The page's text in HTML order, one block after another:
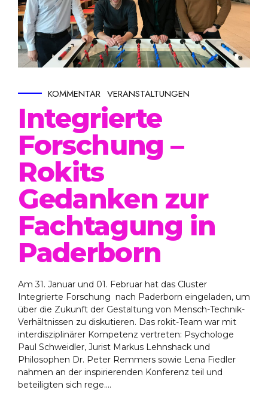
KOMMENTAR VERANSTALTUNGEN
Integrierte
Forschung –
Rokits
Gedanken zur
Fachtagung in
Paderborn
Am 31. Januar und 01. Februar hat das Cluster
Integrierte Forschung nach Paderborn eingeladen, um
über die Zukunft der Gestaltung von Mensch-Technik-
Verhältnissen zu diskutieren. Das rokit-Team war mit
interdisziplinärer Kompetenz vertreten: Psychologe
Paul Schweidler, Jurist Markus Lehnshack und
Philosophen Dr. Peter Remmers sowie Lena Fiedler
nahmen an der inspirierenden Konferenz teil und
beteiligten sich rege....